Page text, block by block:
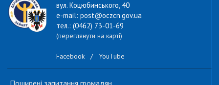
вул. Коцюбинського, 40
e-mail: post@oczcn.gov.ua
тел.: (0462) 73-01-69
(переглянути на карті)
Facebook / YouTube
Поширені запитання громадян